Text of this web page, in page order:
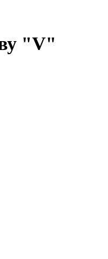
"V"